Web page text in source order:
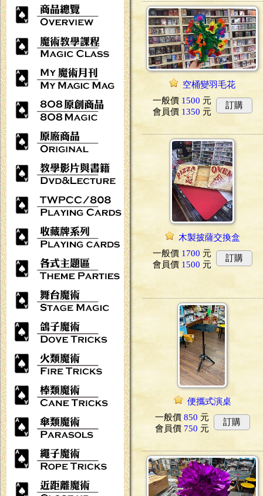
空桶變羽毛花
一般價 1500 元
會員價 1350 元
訂購
木製披薩交換盒
一般價 1700 元
會員價 1500 元
訂購
便攜式演桌
一般價 850 元
會員價 750 元
訂購